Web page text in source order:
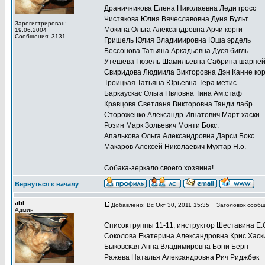
Зарегистрирован:
19.06.2004
Сообщения: 3131
Драничникова Елена Николаевна Леди гросс
Чистякова Юлия Вячеславовна Дуня Бульт.
Мокина Ольга Александровна Арчи корги
Гришель Юлия Владимировна Юша эрдель
Бессонова Татьяна Аркадьевна Дуся бигль
Утешева Гюзель Шамильевна Сабрина шарпей
Свиридова Людмила Викторовна Дэн Канне
Троицкая Татьяна Юрьевна Тера метис
Баркаускас Ольга Пвловна Тина Ам.стаф
Кравцова Светлана Викторовна Танди лабр
Стороженко Александр Игнатович Март хаски
Розин Марк Зольевич Монти Бокс.
Апалькова Ольга Александровна Дарси Бокс.
Макаров Алексей Николаевич Мухтар Н.о.
Собака-зеркало своего хозяина!
Вернуться к началу
abl
Админ
Добавлено: Вс Окт 30, 2011 15:35 Заголовок
Список группы 11-11, инструктор Шеставина
Соколова Екатерина Александровна Крис
Быковская Анна Владимировна Бони Берн
Ражева Наталья Александровна Рич Риджбек